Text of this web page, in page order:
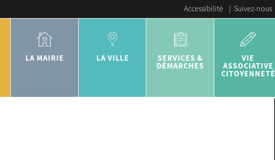
Accessibilité | Suivez-nous
LA MAIRIE LA VILLE
SERVICES &
DÉMARCHES
VIE
ASSOCIATIVE
CITOYENNETÉ